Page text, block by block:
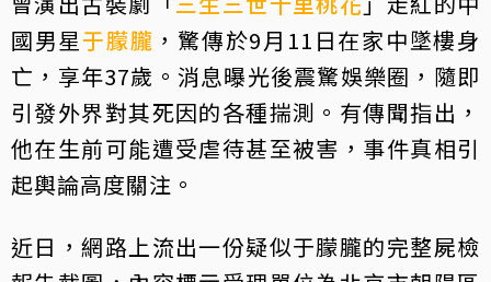
國男星于朦朧 ，驚傳於9月11日在家中墜樓身
亡，享年37歲。消息曝光後震驚娛樂圈，隨即
引發外界對其死因的各種揣測。有傳聞指出，
他在生前可能遭受虐待甚至被害，事件真相引
起輿論高度關注。
近日，網路上流出一份疑似于朦朧的完整屍檢